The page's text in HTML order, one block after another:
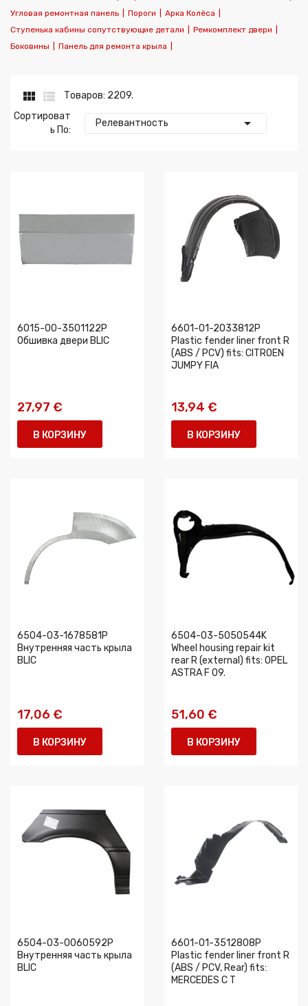
Угловая ремонтная панель
Пороги Арка Колёса
Ступенька кабины сопутствующие детали
Ремкомплект двери
Боковины
Панель для ремонта крыла
 
Товаров: 2209.
Сортироват
Ь По:
Релевантность 
6015-00-3501122P
Обшивка двери BLIC
27,97 €
В КОРЗИНУ
6601-01-2033812P
Plastic fender liner front R
(ABS / PCV) fits: CITROEN
JUMPY FIA
13,94 €
В КОРЗИНУ
6504-03-1678581P
Внутренняя часть крыла
BLIC
17,06 €
В КОРЗИНУ
6504-03-5050544K
Wheel housing repair kit
rear R (external) fits: OPEL
ASTRA F 09.
51,60 €
В КОРЗИНУ
6504-03-0060592P
Внутренняя часть крыла
BLIC
6601-01-3512808P
Plastic fender liner front R
(ABS / PCV, Rear) fits:
MERCEDES C T